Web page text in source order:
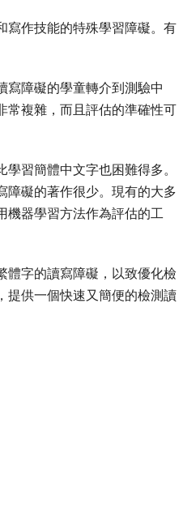
寫作技能的特殊學習障礙。有
寫障礙的學童轉介到測驗中
常複雜， 而且 評估的準確性可
學習簡體中文字也困難得多。
障礙的著作很少。現有的大多
機器學習方法作為評估的工
字的讀寫障礙， 以致優化檢
提供一個快速又簡便的檢測讀